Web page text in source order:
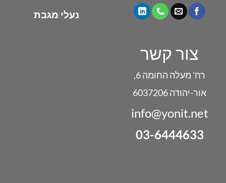
נעלי מגבת
צור קשר
רח' מעלה החומה 6,
אור-יהודה 6037206
info@yonit.net
03-6444633